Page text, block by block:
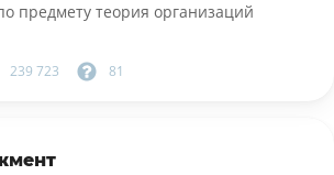
предмету теория организаций
239 723 81